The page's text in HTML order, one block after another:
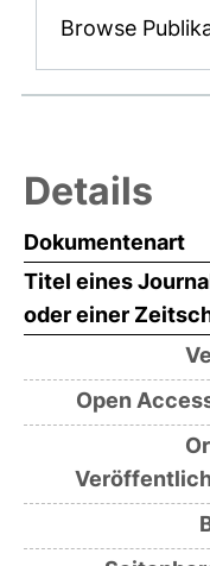
Browse
Details
Dokumentenart
Titel eines
oder einer
Open